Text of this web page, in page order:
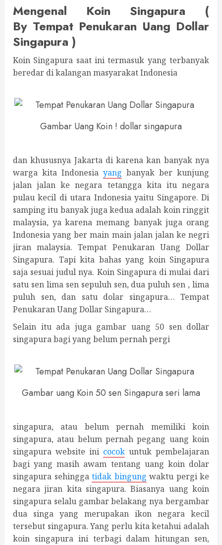
Mengenal Koin Singapura (
By Tempat Penukaran Uang Dollar
Singapura )
Koin Singapura saat ini termasuk yang terbanyak
beredar di kalangan masyarakat Indonesia
Gambar Uang Koin ! dollar singapura
dan khususnya Jakarta di karena kan banyak nya
warga kita Indonesia yang banyak ber kunjung
jalan jalan ke negara tetangga kita itu negara
pulau kecil di utara Indonesia yaitu Singapore. Di
samping itu banyak juga kedua adalah koin ringgit
malaysia, ya karena memang banyak juga orang
Indonesia yang ber main main jalan jalan ke negri
jiran malaysia. Tempat Penukaran Uang Dollar
Singapura. Tapi kita bahas yang koin Singapura
saja sesuai judul nya. Koin Singapura di mulai dari
satu sen lima sen sepuluh sen, dua puluh sen , lima
puluh sen, dan satu dolar singapura… Tempat
Penukaran Uang Dollar Singapura…
Selain itu ada juga gambar uang 50 sen dollar
singapura bagi yang belum pernah pergi
Gambar uang Koin 50 sen Singapura seri lama
singapura, atau belum pernah memiliki koin
singapura, atau belum pernah pegang uang koin
singapura website ini cocok untuk pembelajaran
bagi yang masih awam tentang uang koin dolar
singapura sehingga tidak bingung waktu pergi ke
negara jiran kita singapura. Biasanya uang koin
singapura selalu gambar belakang nya bergambar
dua singa yang merupakan ikon negara kecil
tersebut singapura. Yang perlu kita ketahui adalah
koin singapura ini terbagi dalam hitungan sen,